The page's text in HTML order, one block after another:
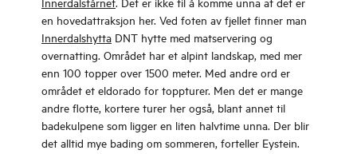
en hovedattraksjon her. Ved foten av fjellet finner man
Innerdalshytta DNT hytte med matservering og
overnatting. Området har et alpint landskap, med mer
enn 100 topper over 1500 meter. Med andre ord er
området et eldorado for toppturer. Men det er mange
andre flotte, kortere turer her også, blant annet til
badekulpene som ligger en liten halvtime unna. Der blir
det alltid mye bading om sommeren, forteller Eystein.